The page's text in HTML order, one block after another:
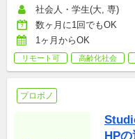
社会人・学生(大, 専)
数ヶ月に1回でもOK
1ヶ月からOK
リモート可 高齢化社会
プロボノ
HP